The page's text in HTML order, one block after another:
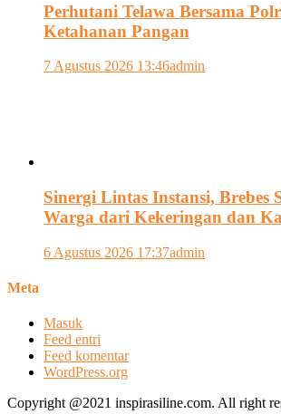
Perhutani Telawa Bersama
Ketahanan Pangan
7 Agustus 2026 13:46admin
Sinergi Lintas Instansi, Brebes
Warga dari Kekeringan dan
6 Agustus 2026 17:37admin
Meta
Masuk
Feed entri
Feed komentar
WordPress.org
Copyright @2021 inspirasiline.com. All right